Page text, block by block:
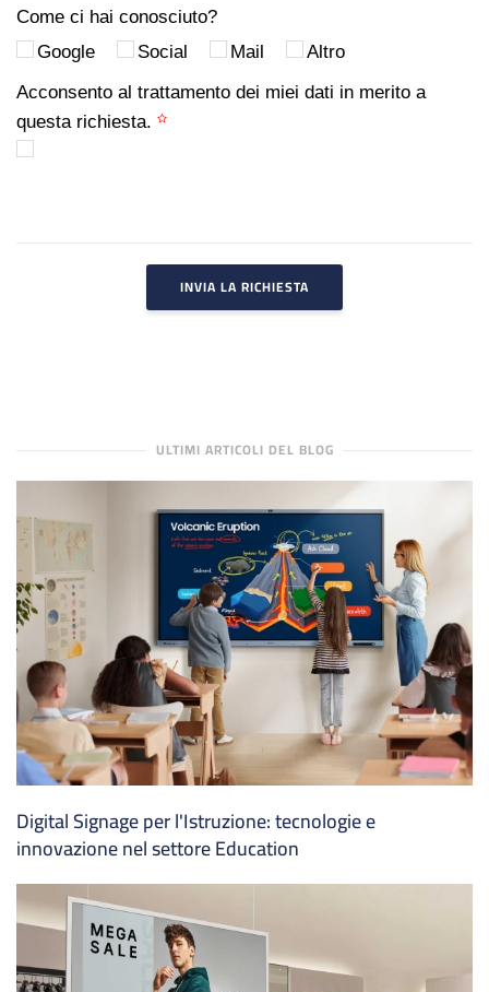
Come ci hai conosciuto?
Google
Social Mail
Altro
Acconsento al trattamento dei miei dati in merito a
questa richiesta.
INVIA LA RICHIESTA
ULTIMI ARTICOLI DEL BLOG
Digital Signage per l'Istruzione: tecnologie e
innovazione nel settore Education